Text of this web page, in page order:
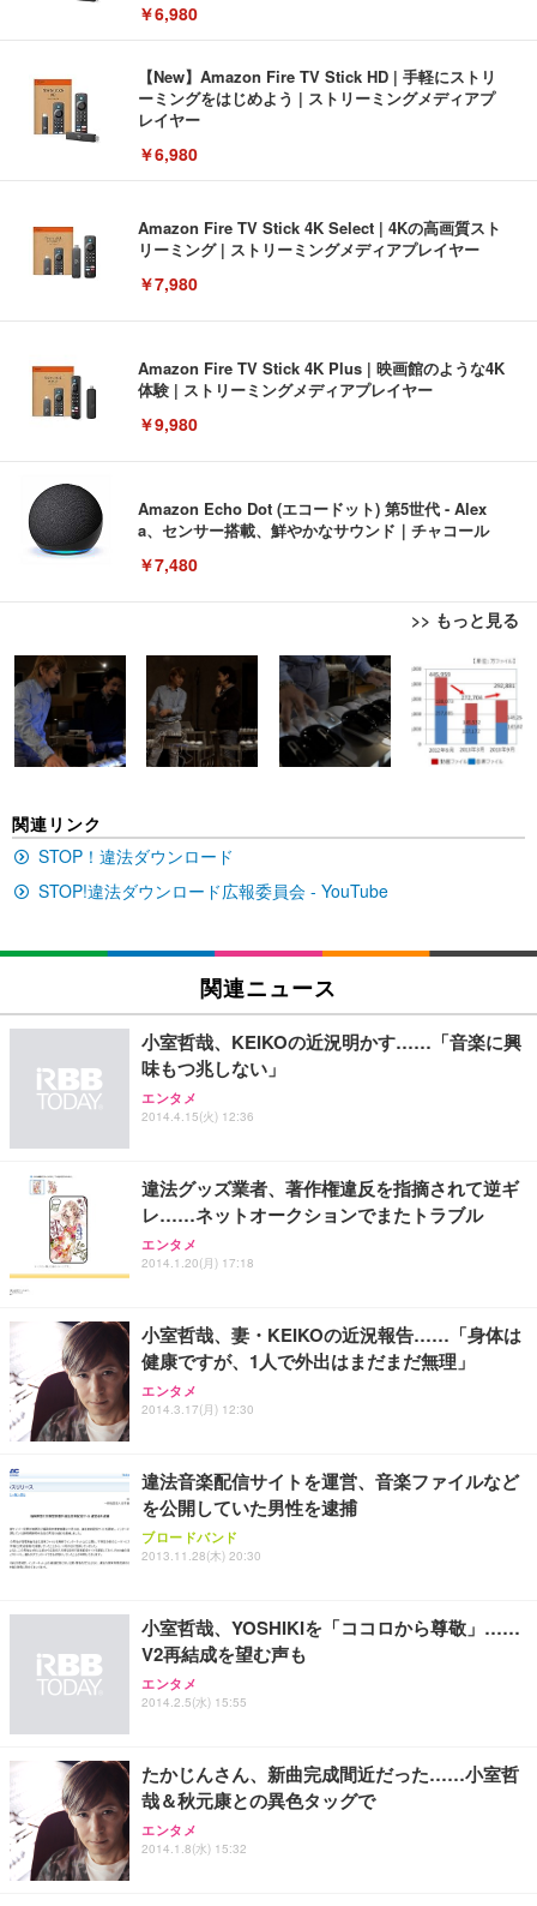
￥6,980
【New】Amazon Fire TV Stick HD | 手軽にストリ
ーミングをはじめよう | ストリーミングメディアプ
レイヤー
￥6,980
Amazon Fire TV Stick 4K Select | 4Kの高画質スト
リーミング | ストリーミングメディアプレイヤー
￥7,980
Amazon Fire TV Stick 4K Plus | 映画館のような4K
体験 | ストリーミングメディアプレイヤー
￥9,980
Amazon Echo Dot (エコードット) 第5世代 - Alex
a、センサー搭載、鮮やかなサウンド｜チャコール
￥7,480
>> もっと見る
[EdoErgo] オフィスチェア 椅子 テレワーク 疲れな
い 跳ね上げ式アームレスト コンパクト 約105度ロッ
キング pc 事務椅子 360度回転 座面昇降 強化ナイロ
ン樹脂ベース 通気性メッシュ 在宅ワーク H-WY01
(黒網+黒枠+黒足)
￥5,699
ュチェア 人間工学 疲れない ブラック
Sezlife オフィスチェア デスクチェア 疲れない テレ
能 人間工学 椅子 腰サポート 90度跳ね上げ式アーム
レスト 3Dヘッドレスト ハンガー付き 高反発クッシ
ョン PCチェア 通気性メッシュ ゲーミング/勉強/事
務用 おしゃれ パソコンチェア (ブラック)
Sezlife オフィスチェア デスクチェア 疲れない テレ
ワーク チェア 強化バックレスト 30度ロッキング機
ョン PCチェア 通気性メッシュ ゲーミング/勉強/事
務用 おしゃれ パソコンチェア (ホワイト)
ANDWINT オフィスチェア デスクチェア 肘なし メ
ッシュ 通気性 ランバーサポート付き 腰サポート ガ
ス圧無段階昇降 360度回転 キャスター付き コンパク
EIZO ビジネス向けプレミアムモニター | FlexScan
EV3240X-WT | 31.5型4K UHD・USB Type-C・ホワ
イト
￥105,595
イト
￥109,572
【純正品】27"ゲーミングモニター DualSense 充電
フック付き（CFI-ZDM1J）
￥49,979
【整備済み品】Dell E2724HS 27インチ 液晶モニタ
ー フルHD（1920×1080）VA 非光沢 HDMI/DisplayP
【MiniLED/24.5inch/280Hz/FHD】GRAPHT THE S
HOOTER Gaming Monitor 24” Essential ゲーミン
グモニター QD 24.5インチ 1ms FHD 量子ドット 残
Amazonベーシック ペットシーツ 薄型 レギュラー 1
回使い捨て 無香料 ホワイト 300枚
￥3,373
x2袋(84枚) ホワイト(吸収面:ライトブルー)
ネオ・ルーライフ ネオ・オムツ L 中型犬用 26枚入
￥1,800
Smart Basic(スマートベーシック) 【Amazon.co.jp
限定】 Smart Basic アイリスオーヤマ ペットシーツ
アイリスオーヤマ ペットシーツ 超厚型 お徳用 レギ
ュラー 200枚入【Amazon.co.jp限定】
関連リンク
STOP！違法ダウンロード
STOP!違法ダウンロード広報委員会 - YouTube
関連ニュース
小室哲哉、KEIKOの近況明かす……「音楽に興
味もつ兆しない」
エンタメ
2014.4.15(火) 12:36
違法グッズ業者、著作権違反を指摘されて逆ギ
レ……ネットオークションでまたトラブル
エンタメ
2014.1.20(月) 17:18
小室哲哉、妻・KEIKOの近況報告……「身体は
健康ですが、1人で外出はまだまだ無理」
エンタメ
2014.3.17(月) 12:30
違法音楽配信サイトを運営、音楽ファイルなど
を公開していた男性を逮捕
ブロードバンド
2013.11.28(木) 20:30
小室哲哉、YOSHIKIを「ココロから尊敬」……
V2再結成を望む声も
エンタメ
2014.2.5(水) 15:55
たかじんさん、新曲完成間近だった……小室哲
哉＆秋元康との異色タッグで
エンタメ
2014.1.8(水) 15:32